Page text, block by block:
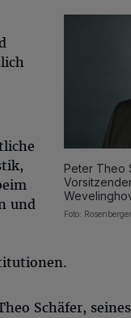
Peter Theo
Foto: Rosenberger
und
Schäfer,